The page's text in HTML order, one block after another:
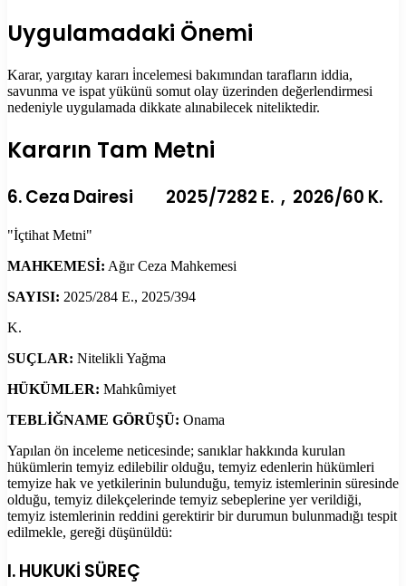
Uygulamadaki Önemi
Karar, yargıtay kararı i̇ncelemesi bakımından tarafların iddia,
savunma ve ispat yükünü somut olay üzerinden değerlendirmesi
nedeniyle uygulamada dikkate alınabilecek niteliktedir.
Kararın Tam Metni
6. Ceza Dairesi 2025/7282 E. , 2026/60 K.
"İçtihat Metni"
MAHKEMESİ: Ağır Ceza Mahkemesi
SAYISI: 2025/284 E., 2025/394
K.
SUÇLAR: Nitelikli Yağma
HÜKÜMLER: Mahkûmiyet
TEBLİĞNAME GÖRÜŞÜ: Onama
Yapılan ön inceleme neticesinde; sanıklar hakkında kurulan
hükümlerin temyiz edilebilir olduğu, temyiz edenlerin hükümleri
temyize hak ve yetkilerinin bulunduğu, temyiz istemlerinin süresinde
olduğu, temyiz dilekçelerinde temyiz sebeplerine yer verildiği,
temyiz istemlerinin reddini gerektirir bir durumun bulunmadığı tespit
edilmekle, gereği düşünüldü:
I. HUKUKİ SÜREÇ